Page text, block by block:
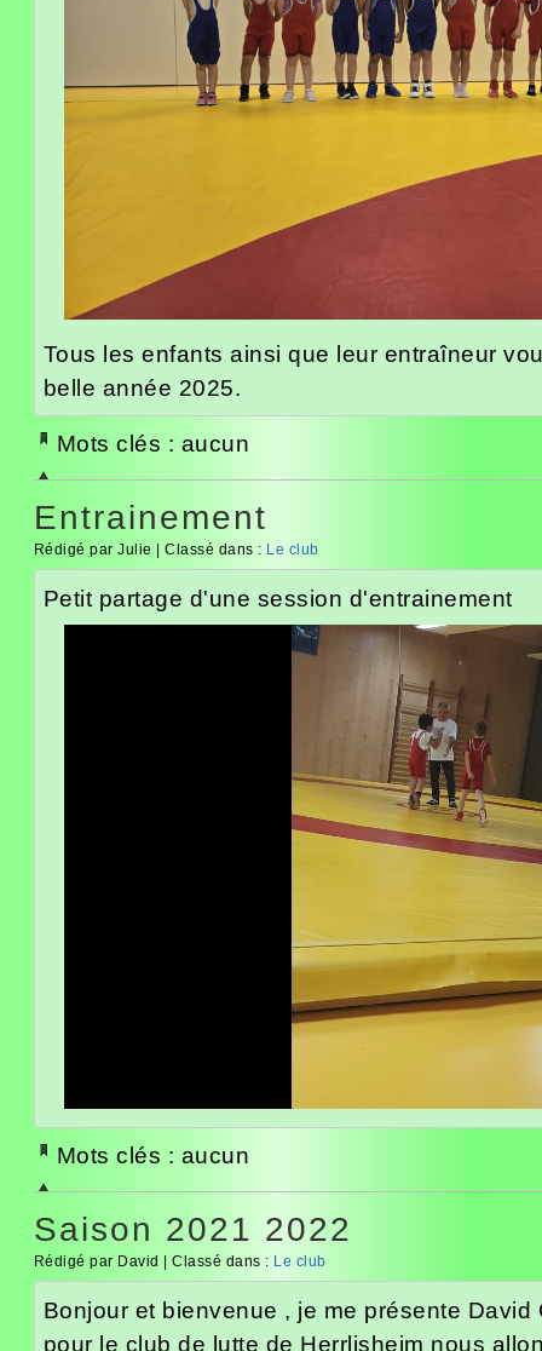
Tous les enfants ainsi que leur entraîneur
belle année 2025.
Mots clés : aucun
Entrainement
Rédigé par Julie | Classé dans : Le club
Petit partage d'une session d'entrainement
Mots clés : aucun
Saison 2021 2022
Rédigé par David | Classé dans : Le club
Bonjour et bienvenue , je me présente
pour le club de lutte de Herrlisheim nous